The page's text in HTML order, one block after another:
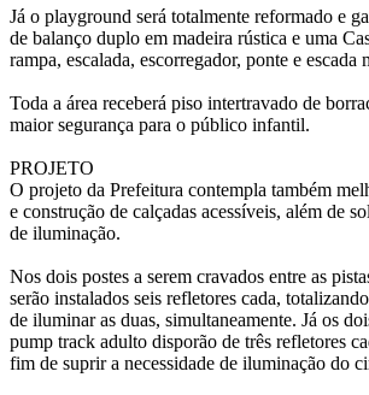
Já o playground será totalmente reformado e
de balanço duplo em madeira rústica e uma
rampa, escalada, escorregador, ponte e escada
Toda a área receberá piso intertravado de
maior segurança para o público infantil.
PROJETO
O projeto da Prefeitura contempla também
e construção de calçadas acessíveis, além de
de iluminação.
Nos dois postes a serem cravados entre as
serão instalados seis refletores cada,
de iluminar as duas, simultaneamente. Já os
pump track adulto disporão de três refletores
fim de suprir a necessidade de iluminação do